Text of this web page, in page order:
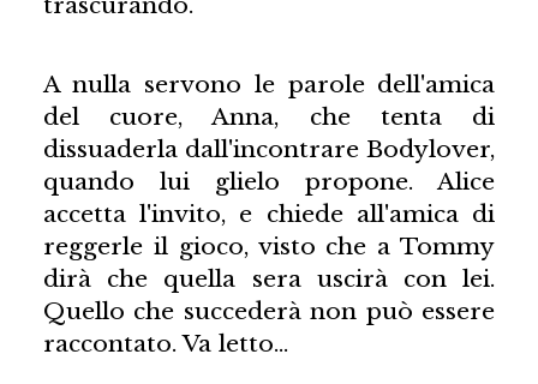
A nulla servono le parole dell'amica
del cuore, Anna, che tenta di
dissuaderla dall'incontrare Bodylover,
quando lui glielo propone. Alice
accetta l'invito, e chiede all'amica di
reggerle il gioco, visto che a Tommy
dirà che quella sera uscirà con lei.
Quello che succederà non può essere
raccontato. Va letto…